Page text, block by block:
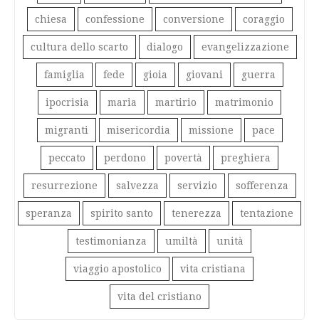
chiesa confessione conversione coraggio
cultura dello scarto dialogo evangelizzazione
famiglia fede gioia giovani guerra
ipocrisia maria martirio matrimonio
migranti misericordia missione pace
peccato perdono povertà preghiera
resurrezione salvezza servizio sofferenza
speranza spirito santo tenerezza tentazione
testimonianza umiltà unità
viaggio apostolico vita cristiana
vita del cristiano